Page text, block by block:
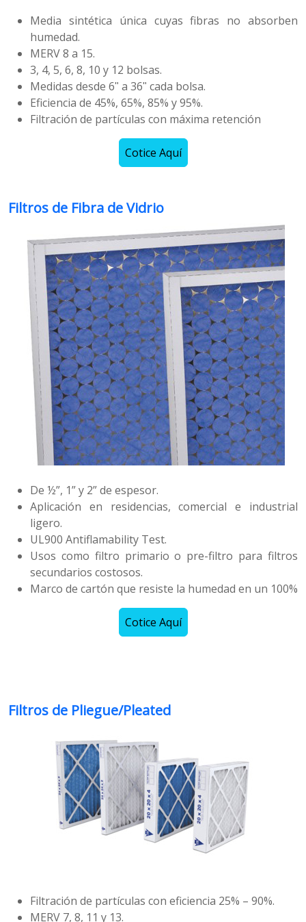
Media sintética única cuyas fibras no absorben
humedad.
MERV 8 a 15.
3, 4, 5, 6, 8, 10 y 12 bolsas.
Medidas desde 6ʺ a 36ʺ cada bolsa.
Eficiencia de 45%, 65%, 85% y 95%.
Filtración de partículas con máxima retención
Cotice Aquí
Filtros de Fibra de Vidrio
De ½”, 1” y 2” de espesor.
Aplicación en residencias, comercial e industrial
ligero.
UL900 Antiflamability Test.
Usos como filtro primario o pre-filtro para filtros
secundarios costosos.
Marco de cartón que resiste la humedad en un 100%
Cotice Aquí
Filtros de Pliegue/Pleated
Filtración de partículas con eficiencia 25% – 90%.
MERV 7, 8, 11 y 13.